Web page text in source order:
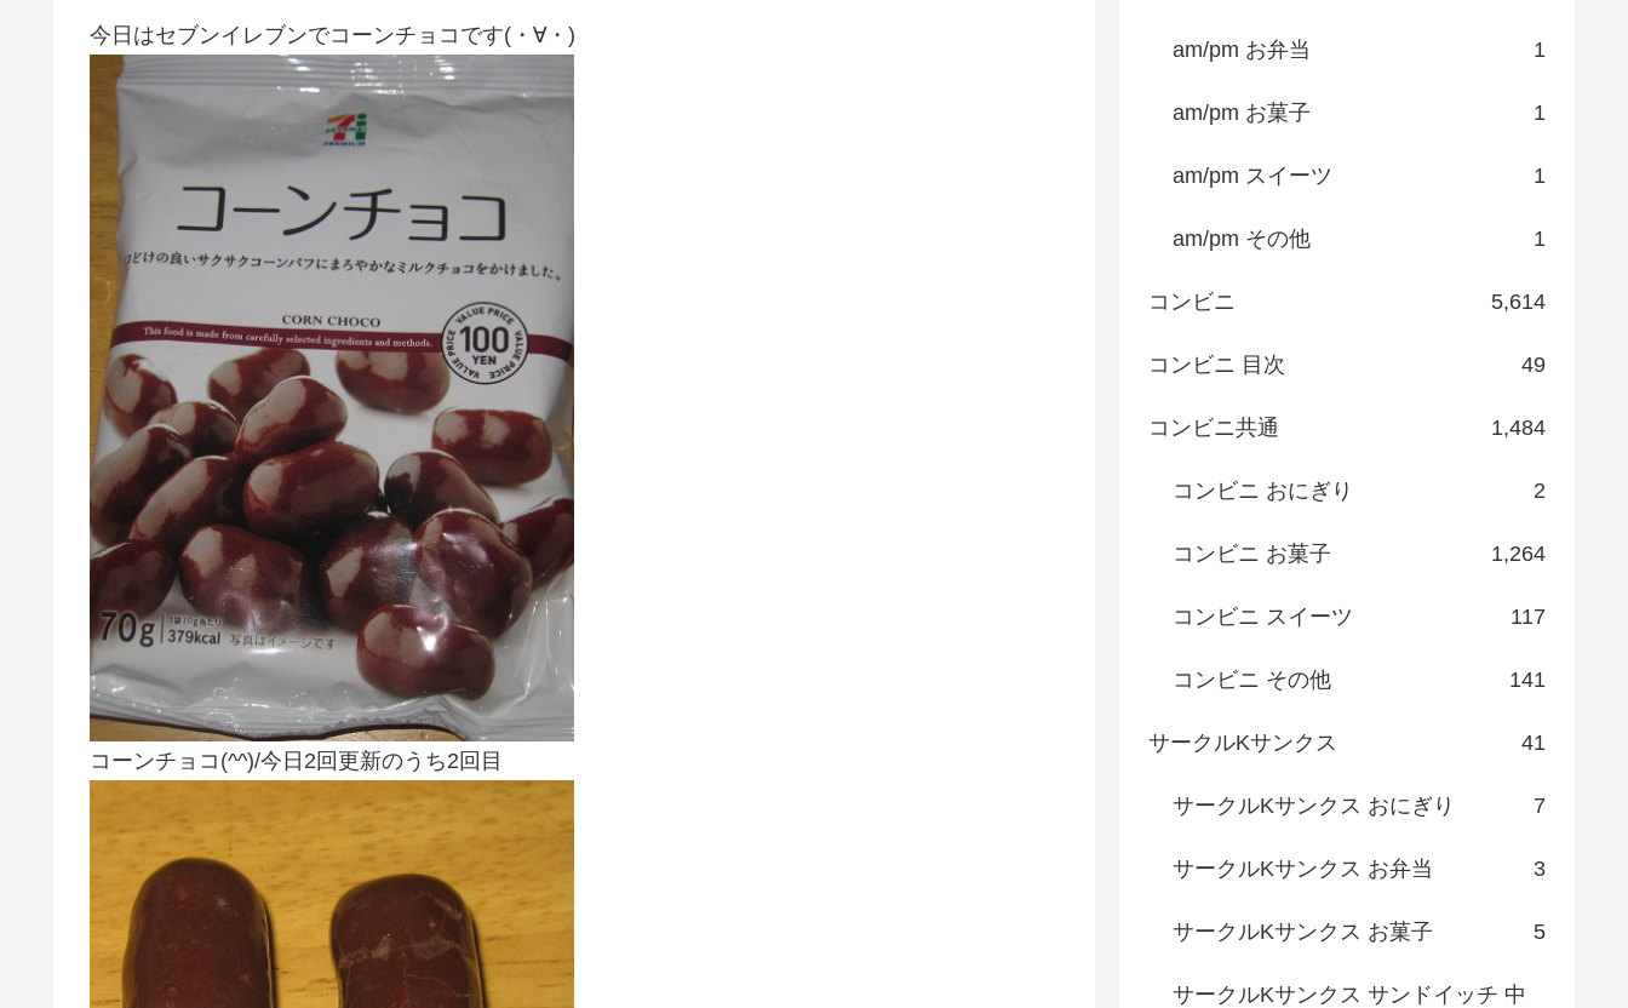
今日はセブンイレブンでコーンチョコです(・∀・)
コーンチョコ(^^)/今日2回更新のうち2回目
am/pm お弁当 1
am/pm お菓子 1
am/pm スイーツ 1
am/pm その他 1
コンビニ 5,614
コンビニ 目次 49
コンビニ共通 1,484
コンビニ おにぎり 2
コンビニ お菓子 1,264
コンビニ スイーツ 117
コンビニ その他 141
サークルKサンクス 41
サークルKサンクス おにぎり 7
サークルKサンクス お弁当 3
サークルKサンクス お菓子 5
サークルKサンクス サンドイッチ 中